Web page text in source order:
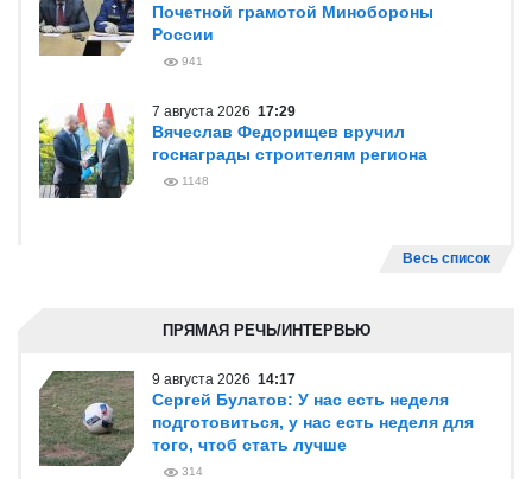
Почетной грамотой Минобороны
России
941
7 августа 2026 17:29
Вячеслав Федорищев вручил
госнаграды строителям региона
1148
Весь список
ПРЯМАЯ РЕЧЬ/ИНТЕРВЬЮ
9 августа 2026 14:17
Сергей Булатов: У нас есть неделя
подготовиться, у нас есть неделя для
того, чтоб стать лучше
314